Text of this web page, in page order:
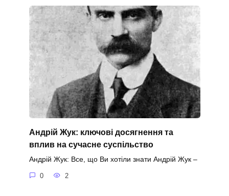
Андрій Жук: ключові досягнення та
вплив на сучасне суспільство
Андрій Жук: Все, що Ви хотіли знати Андрій Жук –
0 2